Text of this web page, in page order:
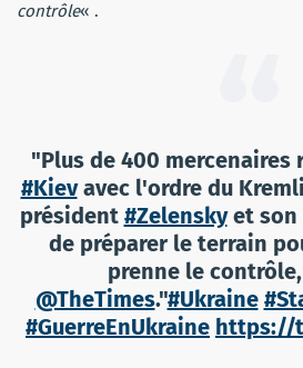
contrôle« .
"Plus de 400 mercenaires
#Kievavec l'ordre du
président #Zelenskyet son
de préparer le terrain
prenne le
@TheTimes."#Ukraine
#GuerreEnUkraine https://